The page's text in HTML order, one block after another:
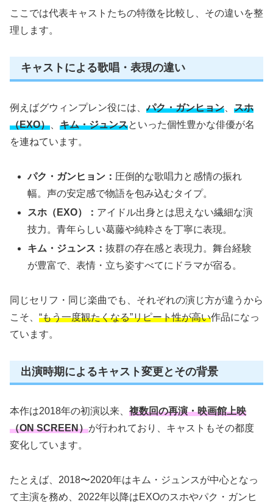
ここでは代表キャストたちの特徴を比較し、その違いを整
理します。
キャストによる歌唱・表現の違い
例えばグウィンプレン役には、パク・ガンヒョン
スホ
（EXO）
キム・ジュンスといった個性豊かな俳優が名
を連ねています。
パク・ガンヒョン： 圧倒的な歌唱力と感情の振れ
幅。声の安定感で物語を包み込むタイプ。
スホ（EXO）： アイドル出身とは思えない繊細な演
技力。青年らしい葛藤や純粋さを丁寧に表現。
キム・ジュンス：抜群の存在感と表現力。舞台経験
が豊富で、表情・立ち姿すべてにドラマが宿る。
同じセリフ・同じ楽曲でも、それぞれの演じ方が違うから
こそ、 “もう一度観たくなる”リピート性が高い作品になっ
ています。
出演時期によるキャスト変更とその背景
本作は2018年の初演以来、 複数回の再演・映画館上映
（ON SCREEN）が行われており、キャストもその都度
変化しています。
たとえば、2018〜2020年はキム・ジュンスが中心となっ
て主演を務め、2022年以降はEXOのスホやパク・ガンヒ